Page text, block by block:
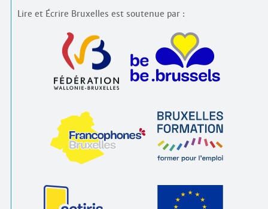
Lire et Écrire Bruxelles est soutenue par :